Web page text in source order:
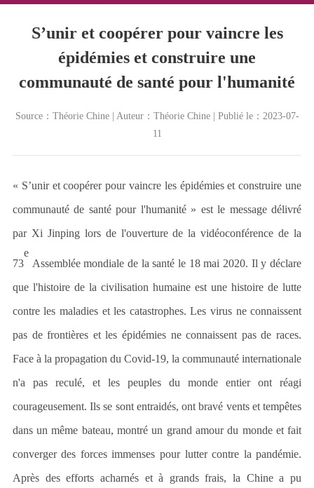
S’unir et coopérer pour vaincre les
épidémies et construire une
communauté de santé pour l'humanité
Source：Théorie Chine | Auteur：Théorie Chine | Publié le：2023-07-
11
« S’unir et coopérer pour vaincre les épidémies et construire une
communauté de santé pour l'humanité » est le message délivré
par Xi Jinping lors de l'ouverture de la vidéoconférence de la
73
e
Assemblée mondiale de la santé le 18 mai 2020. Il y déclare
que l'histoire de la civilisation humaine est une histoire de lutte
contre les maladies et les catastrophes. Les virus ne connaissent
pas de frontières et les épidémies ne connaissent pas de races.
Face à la propagation du Covid-19, la communauté internationale
n'a pas reculé, et les peuples du monde entier ont réagi
courageusement. Ils se sont entraidés, ont bravé vents et tempêtes
dans un même bateau, montré un grand amour du monde et fait
converger des forces immenses pour lutter contre la pandémie.
Après des efforts acharnés et à grands frais, la Chine a pu